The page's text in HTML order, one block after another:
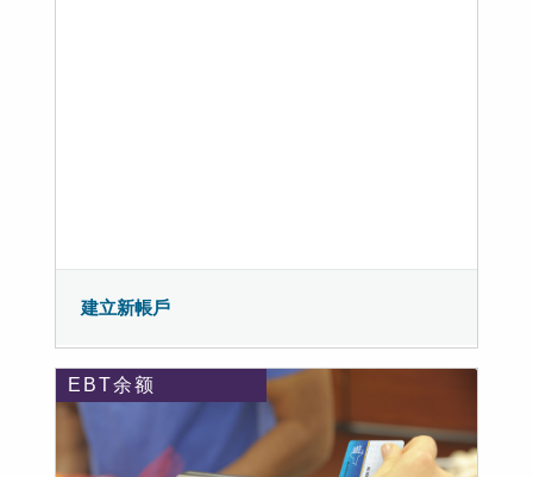
建立新帳戶
EBT余额